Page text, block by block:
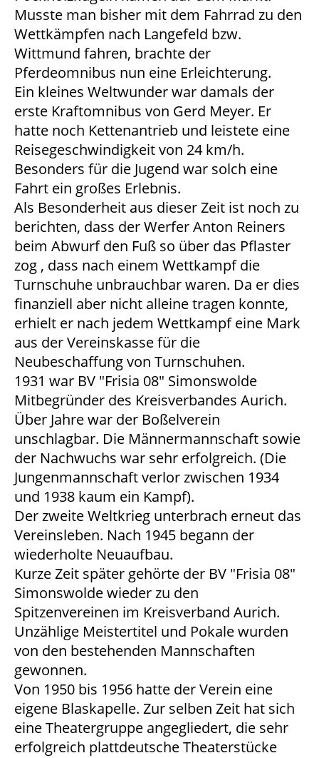
Musste man bisher mit dem Fahrrad zu den
Wettkämpfen nach Langefeld bzw.
Wittmund fahren, brachte der
Pferdeomnibus nun eine Erleichterung.
Ein kleines Weltwunder war damals der
erste Kraftomnibus von Gerd Meyer. Er
hatte noch Kettenantrieb und leistete eine
Reisegeschwindigkeit von 24 km/h.
Besonders für die Jugend war solch eine
Fahrt ein großes Erlebnis.
Als Besonderheit aus dieser Zeit ist noch zu
berichten, dass der Werfer Anton Reiners
beim Abwurf den Fuß so über das Pflaster
zog , dass nach einem Wettkampf die
Turnschuhe unbrauchbar waren. Da er dies
finanziell aber nicht alleine tragen konnte,
erhielt er nach jedem Wettkampf eine Mark
aus der Vereinskasse für die
Neubeschaffung von Turnschuhen.
1931 war BV "Frisia 08" Simonswolde
Mitbegründer des Kreisverbandes Aurich.
Über Jahre war der Boßelverein
unschlagbar. Die Männermannschaft sowie
der Nachwuchs war sehr erfolgreich. (Die
Jungenmannschaft verlor zwischen 1934
und 1938 kaum ein Kampf).
Der zweite Weltkrieg unterbrach erneut das
Vereinsleben. Nach 1945 begann der
wiederholte Neuaufbau.
Kurze Zeit später gehörte der BV "Frisia 08"
Simonswolde wieder zu den
Spitzenvereinen im Kreisverband Aurich.
Unzählige Meistertitel und Pokale wurden
von den bestehenden Mannschaften
gewonnen.
Von 1950 bis 1956 hatte der Verein eine
eigene Blaskapelle. Zur selben Zeit hat sich
eine Theatergruppe angegliedert, die sehr
erfolgreich plattdeutsche Theaterstücke